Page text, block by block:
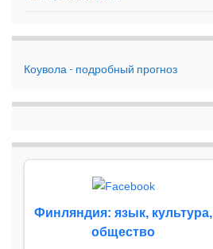
Коувола - подробный прогноз
Финляндия: язык, культура,
общество